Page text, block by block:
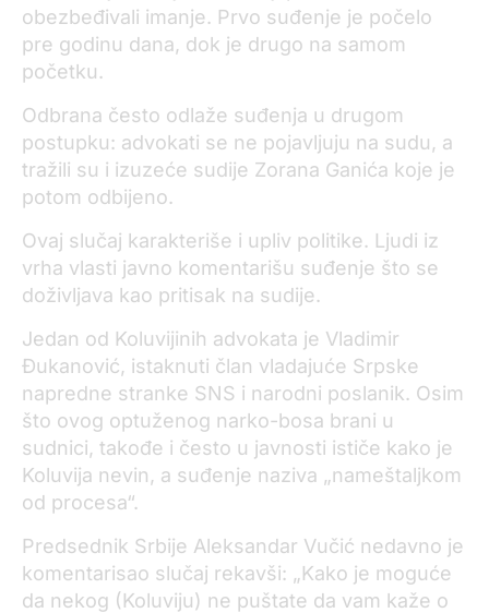
obezbeđivali imanje. Prvo suđenje je počelo
pre godinu dana, dok je drugo na samom
početku.
Odbrana često odlaže suđenja u drugom
postupku: advokati se ne pojavljuju na sudu, a
tražili su i izuzeće sudije Zorana Ganića koje je
potom odbijeno.
Ovaj slučaj karakteriše i upliv politike. Ljudi iz
vrha vlasti javno komentarišu suđenje što se
doživljava kao pritisak na sudije.
Jedan od Koluvijinih advokata je Vladimir
Đukanović, istaknuti član vladajuće Srpske
napredne stranke SNS i narodni poslanik. Osim
što ovog optuženog narko-bosa brani u
sudnici, takođe i često u javnosti ističe kako je
Koluvija nevin, a suđenje naziva „nameštaljkom
od procesa“.
Predsednik Srbije Aleksandar Vučić nedavno je
komentarisao slučaj rekavši: „Kako je moguće
da nekog (Koluviju) ne puštate da vam kaže o